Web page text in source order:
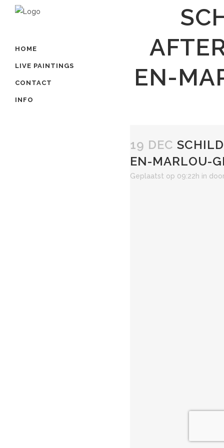
HOME
LIVE PAINTINGS
CONTACT
INFO
EN-
19 DEC
EN-MARLOU-
Geplaatst op 09:22h in